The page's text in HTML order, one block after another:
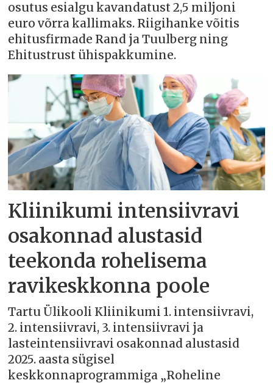
osutus esialgu kavandatust 2,5 miljoni
euro võrra kallimaks. Riigihanke võitis
ehitusfirmade Rand ja Tuulberg ning
Ehitustrust ühispakkumine.
Kliinikumi intensiivravi
osakonnad alustasid
teekonda rohelisema
ravikeskkonna poole
Tartu Ülikooli Kliinikumi 1. intensiivravi,
2. intensiivravi, 3. intensiivravi ja
lasteintensiivravi osakonnad alustasid
2025. aasta sügisel
keskkonnaprogrammiga „Roheline